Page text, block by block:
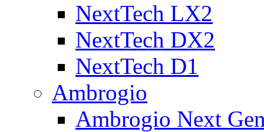
NextTech LX2
NextTech DX2
NextTech D1
Ambrogio
Ambrogio Next